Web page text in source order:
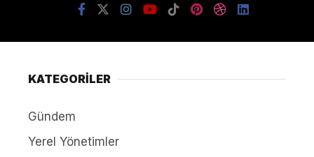
KATEGORİLER
Gündem
Yerel Yönetimler